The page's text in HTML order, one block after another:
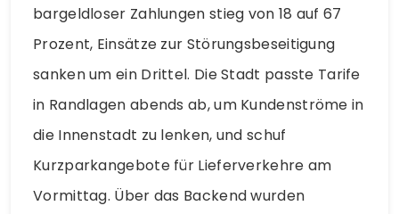
bargeldloser Zahlungen stieg von 18 auf 67
Prozent, Einsätze zur Störungsbeseitigung
sanken um ein Drittel. Die Stadt passte Tarife
in Randlagen abends ab, um Kundenströme in
die Innenstadt zu lenken, und schuf
Kurzparkangebote für Lieferverkehre am
Vormittag. Über das Backend wurden